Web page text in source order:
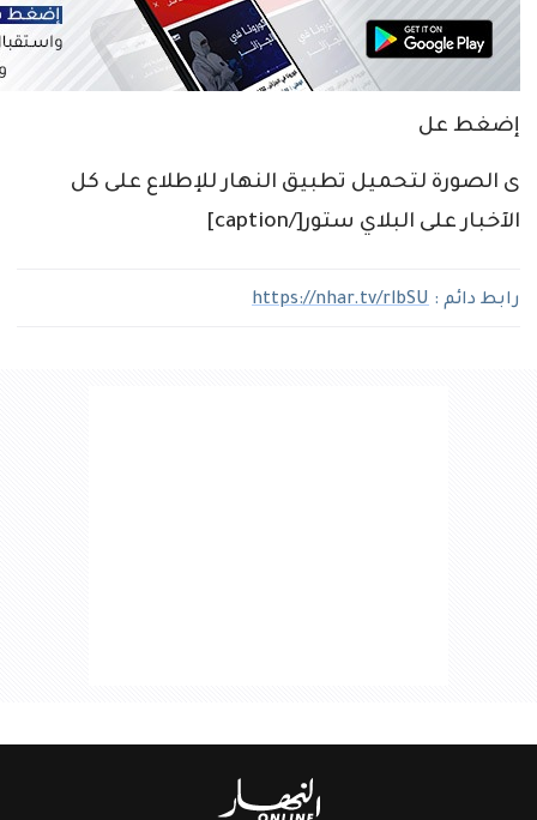
إضغط عل
ى الصورة لتحميل تطبيق النهار للإطلاع على كل
الآخبار على البلاي ستور[/caption]
رابط دائم : https://nhar.tv/rlbSU